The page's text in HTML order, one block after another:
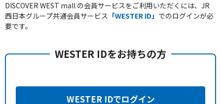
DISCOVER WEST mall の会員サービスをご利用いただくには、JR
西日本グループ共通会員サービス 「WESTER ID」 でのログインが必
要です。
WESTER IDをお持ちの方
WESTER IDでログイン